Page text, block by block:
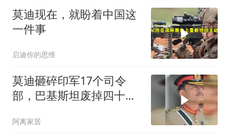
莫迪现在，就盼着中国这
一件事
启迪你的思维
莫迪砸碎印军17个司令
部，巴基斯坦废掉四十年
变天
阿离家居